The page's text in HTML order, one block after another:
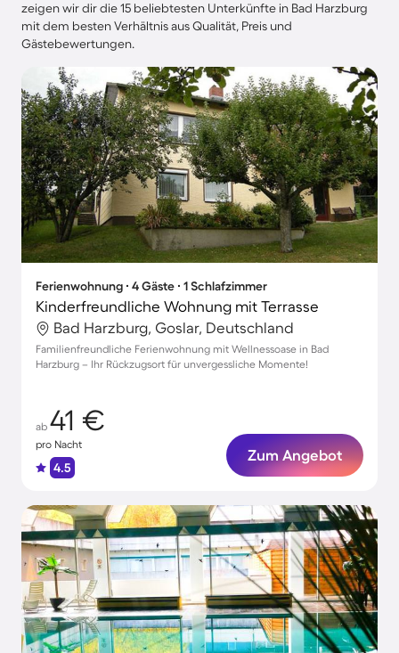
zeigen wir dir die 15 beliebtesten Unterkünfte in Bad Harzburg
mit dem besten Verhältnis aus Qualität, Preis und
Gästebewertungen.
Ferienwohnung ∙ 4 Gäste ∙ 1 Schlafzimmer
Kinderfreundliche Wohnung mit Terrasse
Bad Harzburg, Goslar, Deutschland
Familienfreundliche Ferienwohnung mit Wellnessoase in Bad
Harzburg – Ihr Rückzugsort für unvergessliche Momente!
ab 41 €
pro Nacht
4.5
Zum Angebot